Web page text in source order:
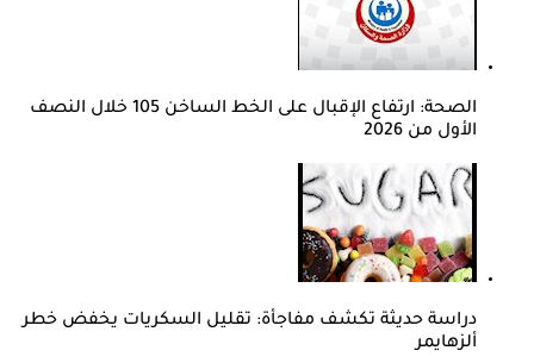
الصحة: ارتفاع الإقبال على الخط الساخن 105 خلال النصف
الأول من 2026
دراسة حديثة تكشف مفاجأة: تقليل السكريات يخفض خطر
ألزهايمر